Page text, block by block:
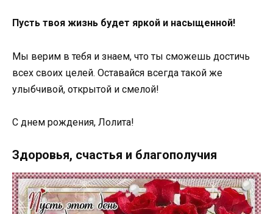
Пусть твоя жизнь будет яркой и насыщенной!
Мы верим в тебя и знаем, что ты сможешь достичь
всех своих целей. Оставайся всегда такой же
улыбчивой, открытой и смелой!
С днем рождения, Лолита!
Здоровья, счастья и благополучия